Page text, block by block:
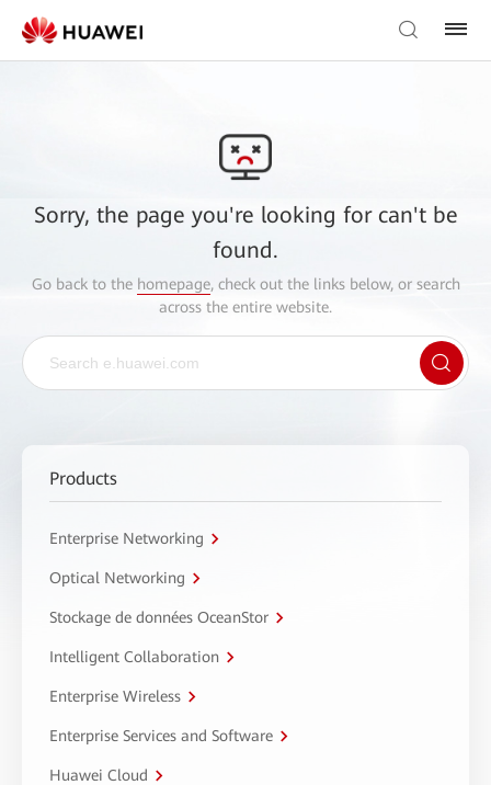
Sorry, the page you're looking for can't be
found.
Go back to the homepage, check out the links below, or search
across the entire website.
Products
Enterprise Networking
Optical Networking
Stockage de données OceanStor
Intelligent Collaboration
Enterprise Wireless
Enterprise Services and Software
Huawei Cloud